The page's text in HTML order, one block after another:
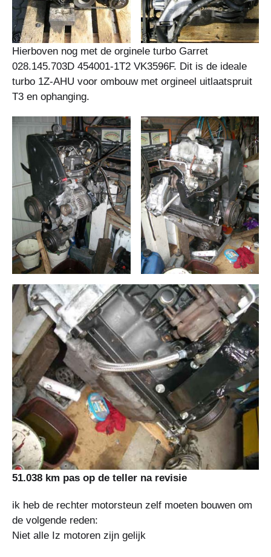
Hierboven nog met de orginele turbo Garret
028.145.703D 454001-1T2 VK3596F. Dit is de ideale
turbo 1Z-AHU voor ombouw met orgineel uitlaatspruit
T3 en ophanging.
51.038 km pas op de teller na revisie
ik heb de rechter motorsteun zelf moeten bouwen om
de volgende reden:
Niet alle Iz motoren zijn gelijk